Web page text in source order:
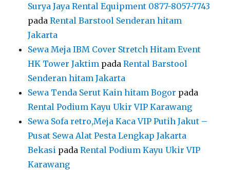
Surya Jaya Rental Equipment 0877-8057-7743
padaRental Barstool Senderan hitam
Jakarta
Sewa Meja IBM Cover Stretch Hitam Event
HK Tower Jaktim padaRental Barstool
Senderan hitam Jakarta
Sewa Tenda Serut Kain hitam Bogor pada
Rental Podium Kayu Ukir VIP Karawang
Sewa Sofa retro,Meja Kaca VIP Putih Jakut –
Pusat Sewa Alat Pesta Lengkap Jakarta
Bekasi padaRental Podium Kayu Ukir VIP
Karawang